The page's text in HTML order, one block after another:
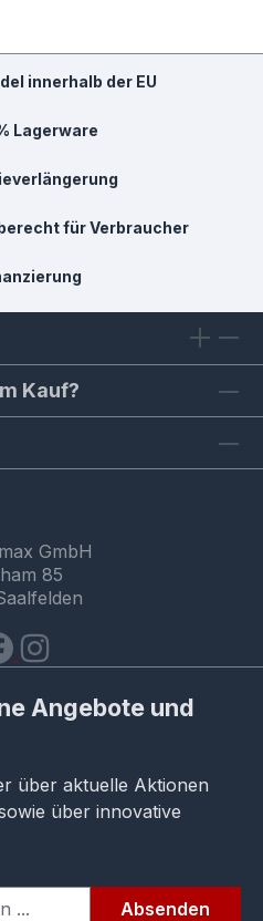
innerhalb der EU
Lagerware
für Verbraucher
Kauf?
GmbH
85
Angebote und
über aktuelle Aktionen
über innovative
Absenden